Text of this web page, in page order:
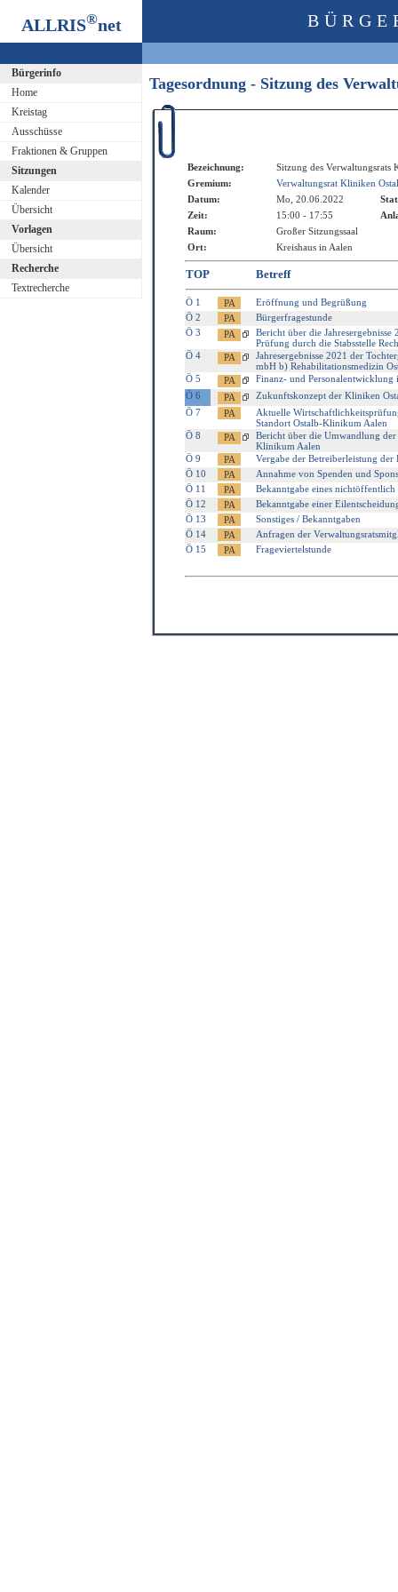
ALLRIS®net
Bürgerinfo
Home
Kreistag
Ausschüsse
Fraktionen & Gruppen
Sitzungen
Kalender
Übersicht
Vorlagen
Übersicht
Recherche
Textrecherche
Tagesordnung - Sitzung des
Bezeichnung:
Sitzung des Verwaltungsrats
Gremium:
Verwaltungsrat Kliniken
Datum:
Mo, 20.06.2022
Zeit:
15:00 - 17:55
Raum:
Großer Sitzungssaal
Ort:
Kreishaus in Aalen
TOP Betreff
Ö 1
Eröffnung und Begrüßung
Ö 2
Bürgerfragestunde
Ö 3
Bericht über die
Prüfung durch die Stabsstelle
Ö 4
Jahresergebnisse 2021 der
mbH b) Rehabilitationsmedizin
Ö 5
Finanz- und
Ö 6
Zukunftskonzept der Kliniken
Ö 7
Aktuelle
Standort Ostalb-Klinikum Aalen
Ö 8
Bericht über die Umwandlung der
Klinikum Aalen
Ö 9
Vergabe der Betreiberleistung
Ö 10
Annahme von Spenden und
Ö 11
Bekanntgabe eines nichtöffentlich
Ö 12
Bekanntgabe einer
Ö 13
Sonstiges / Bekanntgaben
Ö 14
Anfragen der
Ö 15
Frageviertelstunde